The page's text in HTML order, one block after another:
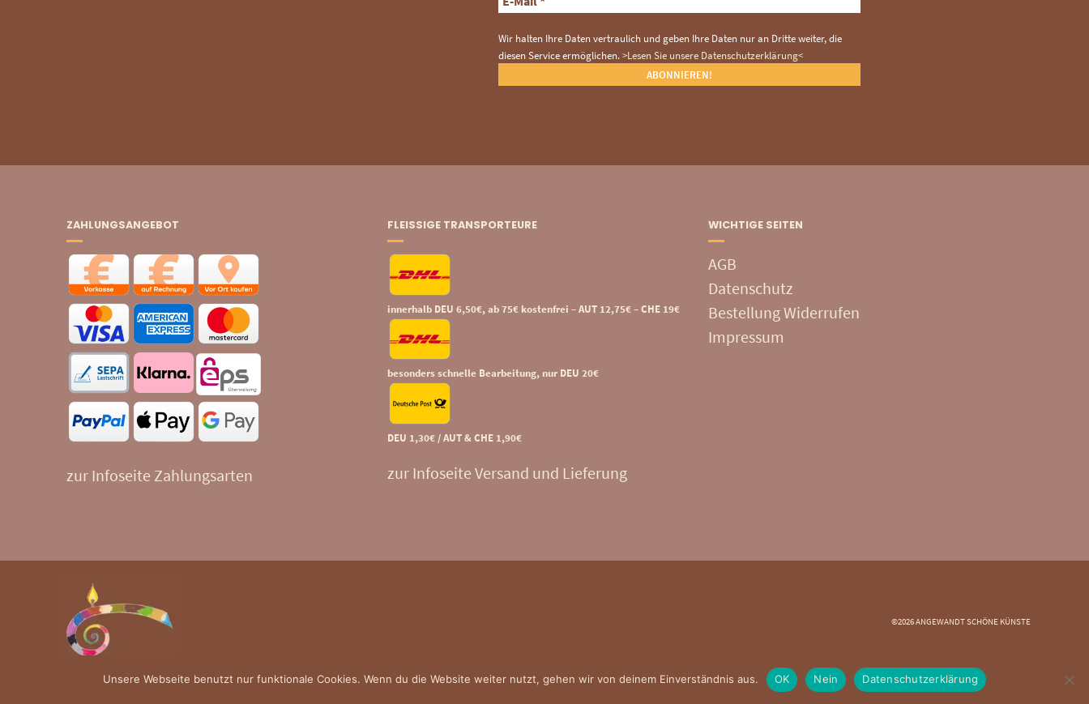
Wir halten Ihre Daten vertraulich und geben Ihre Daten nur an Dritte weiter, die
diesen Service ermöglichen.>Lesen Sie unsere Datenschutzerklärung<
ZAHLUNGSANGEBOT
zur Infoseite Zahlungsarten
FLEISSIGE TRANSPORTEURE
innerhalb DEU 6,50€, ab 75€ kostenfrei – AUT 12,75€ – CHE 19€
besonders schnelle Bearbeitung, nur DEU 20€
DEU 1,30€ / AUT & CHE 1,90€
zur Infoseite Versand und Lieferung
WICHTIGE SEITEN
AGB
Datenschutz
Bestellung Widerrufen
Impressum
©2026 ANGEWANDT SCHÖNE KÜNSTE
Unsere Webseite benutzt nur funktionale Cookies. Wenn du die Website weiter nutzt, gehen wir von deinem Einverständnis aus. OK Nein Datenschutzerklärung